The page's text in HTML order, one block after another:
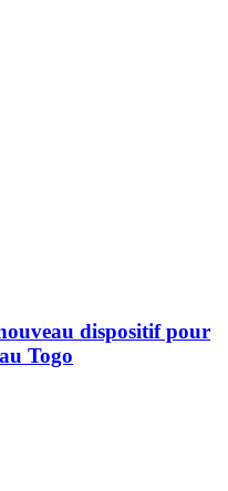
dispositif pour
Togo